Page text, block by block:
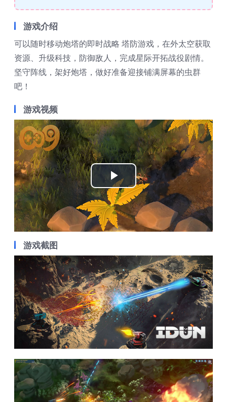
游戏介绍
可以随时移动炮塔的即时战略 塔防游戏，在外太空获取
资源、升级科技，防御敌人，完成星际开拓战役剧情。
坚守阵线，架好炮塔，做好准备迎接铺满屏幕的虫群
吧！
游戏视频
Play
Video
游戏截图